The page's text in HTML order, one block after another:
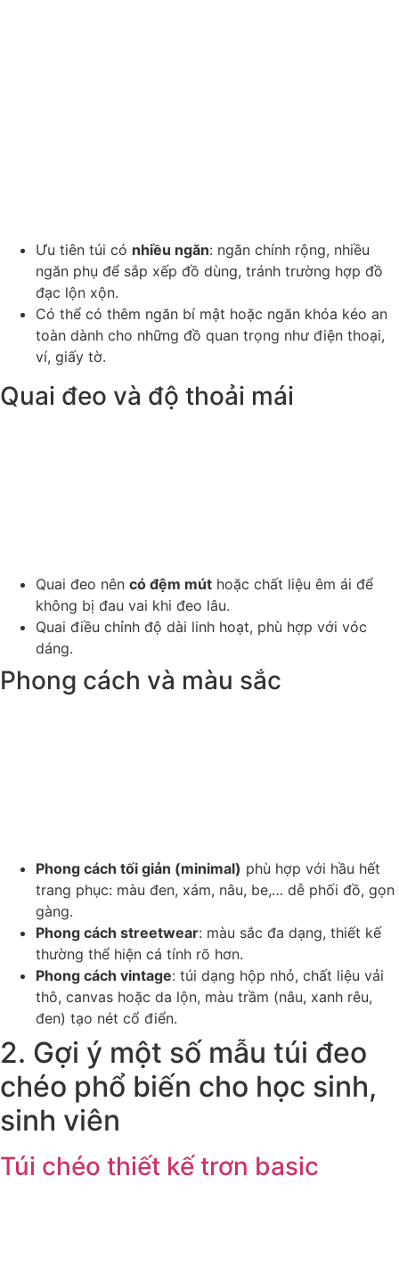
Ưu tiên túi có nhiều ngăn: ngăn chính rộng, nhiều
ngăn phụ để sắp xếp đồ dùng, tránh trường hợp đồ
đạc lộn xộn.
Có thể có thêm ngăn bí mật hoặc ngăn khóa kéo an
toàn dành cho những đồ quan trọng như điện thoại,
ví, giấy tờ.
Quai đeo và độ thoải mái
Quai đeo nên có đệm mút hoặc chất liệu êm ái để
không bị đau vai khi đeo lâu.
Quai điều chỉnh độ dài linh hoạt, phù hợp với vóc
dáng.
Phong cách và màu sắc
Phong cách tối giản (minimal) phù hợp với hầu hết
trang phục: màu đen, xám, nâu, be,… dễ phối đồ, gọn
gàng.
Phong cách streetwear: màu sắc đa dạng, thiết kế
thường thể hiện cá tính rõ hơn.
Phong cách vintage: túi dạng hộp nhỏ, chất liệu vải
thô, canvas hoặc da lộn, màu trầm (nâu, xanh rêu,
đen) tạo nét cổ điển.
2. Gợi ý một số mẫu túi đeo
chéo phổ biến cho học sinh,
sinh viên
Túi chéo thiết kế trơn basic